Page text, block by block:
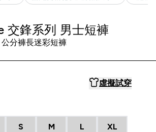
交鋒系列 男士短褲
分褲長迷彩短褲
虛擬試穿
S M L XL